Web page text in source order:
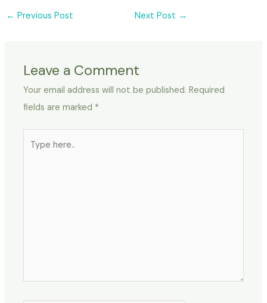
← Previous Post Next Post →
Leave a Comment
Your email address will not be published. Required
fields are marked *